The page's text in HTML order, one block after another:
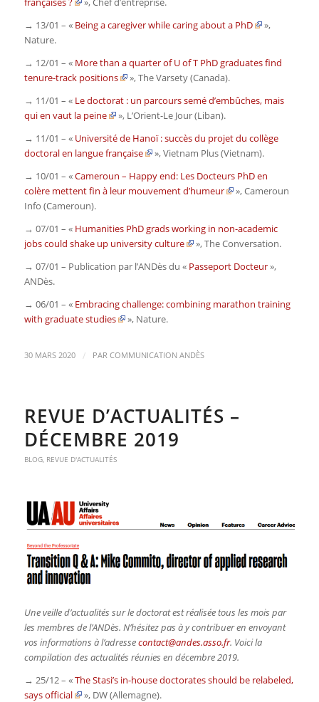
→ 13/01 – « Being a caregiver while caring about a PhD
»,
Nature.
→ 12/01 – « More than a quarter of U of T PhD graduates find
tenure-track positions
»,The Varsety (Canada).
→ 11/01 – « Le doctorat : un parcours semé d’embûches, mais
qui en vaut la peine
», L’Orient-Le Jour (Liban).
→ 11/01 – « Université de Hanoï : succès du projet du collège
doctoral en langue française
»,Vietnam Plus (Vietnam).
→ 10/01 – «Cameroun – Happy end: Les Docteurs PhD en
colère mettent fin à leur mouvement d’humeur
»,Cameroun
Info (Cameroun).
→ 07/01 – « Humanities PhD grads working in non-academic
jobs could shake up university culture
»,The Conversation.
→ 07/01 – Publication par l’ANDès du « Passeport Docteur»,
ANDès.
→ 06/01 – « Embracing challenge: combining marathon training
with graduate studies
», Nature.
30 MARS 2020 / PAR COMMUNICATION ANDÈS
REVUE D’ACTUALITÉS –
DÉCEMBRE 2019
BLOG, REVUE D'ACTUALITÉS
Une veille d’actualités sur le doctorat est réalisée tous les mois par
les membres de l’ANDès. N’hésitez pas à y contribuer en envoyant
vos informations à l’adressecontact@andes.asso.fr. Voici la
compilation des actualités réunies en décembre 2019.
→ 25/12 – «The Stasi’s in-house doctorates should be relabeled,
says official
», DW(Allemagne).